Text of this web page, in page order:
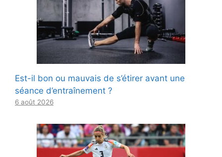
Est-il bon ou mauvais de s’étirer avant une
séance d’entraînement ?
6 août 2026